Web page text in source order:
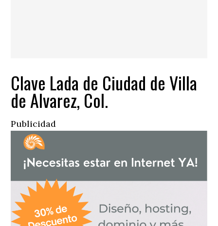
Clave Lada de Ciudad de Villa
de Alvarez, Col.
Publicidad